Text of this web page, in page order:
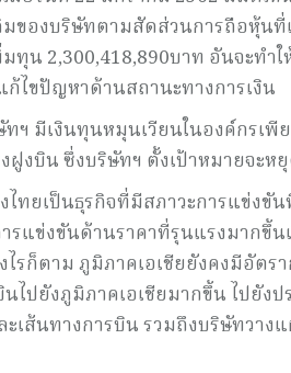
ของบริษัทตามสัดส่วนการถือหุ้น
ทุน 2,300,418,890บาท อันจะทำ
ไขปัญหาด้านสถานะทางการเงิน
ฯ มีเงินทุนหมุนเวียนในองค์กรเ
ฝูงบิน ซึ่งบริษัทฯ ตั้งเป้าหมายจะห
ทยเป็นธุรกิจที่มีสภาวะการแข่ง
แข่งขันด้านราคาที่รุนแรงมากขึ้
รก็ตาม ภูมิภาคเอเชียยังคงมีอัตร
ไปยังภูมิภาคเอเชียมากขึ้น ไปยั
ะเส้นทางการบิน รวมถึงบริษัทวา